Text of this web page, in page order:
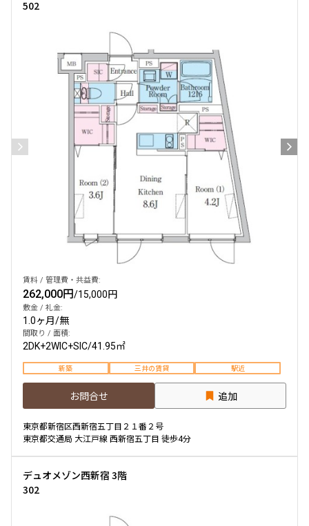
502
賃料 / 管理費・共益費:
262,000円/15,000円
敷金 / 礼金:
1.0ヶ月/無
間取り / 面積:
2DK+2WIC+SIC/41.95㎡
新築 三井の賃貸 駅近
お問合せ 追加
東京都新宿区西新宿五丁目２１番２号
東京都交通局 大江戸線 西新宿五丁目 徒歩4分
デュオメゾン西新宿 3階
302